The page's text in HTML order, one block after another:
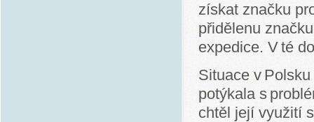
získat značku
přidělenu
expedice. V té
Situace v
potýkala s
chtěl její využití